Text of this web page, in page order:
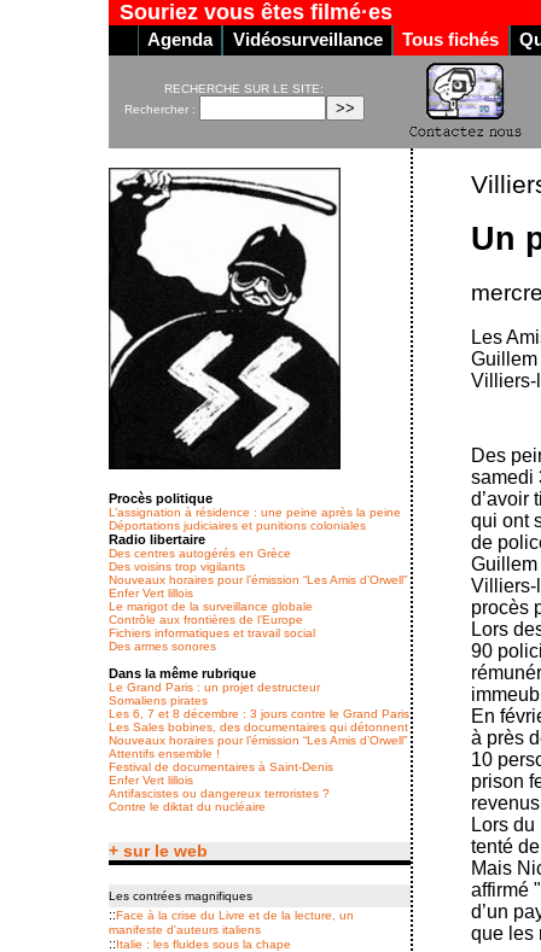
Souriez vous êtes filmé·es
Agenda Vidéosurveillance Tous fichés
RECHERCHE SUR LE SITE:
Rechercher :
Un
Les
Villiers-
Des
samedi
d’avoir
qui ont
de
Villiers-
procès
Lors
90
En
à près
10
prison
Lors
tenté
Mais
affirmé
d’un
que les
Procès politique
L’assignation à résidence : une peine après la peine
Déportations judiciaires et punitions coloniales
Radio libertaire
Des centres autogérés en Grèce
Des voisins trop vigilants
Nouveaux horaires pour l’émission “Les Amis d’Orwell”
Enfer Vert lillois
Le marigot de la surveillance globale
Contrôle aux frontières de l’Europe
Fichiers informatiques et travail social
Des armes sonores
Dans la même rubrique
Le Grand Paris : un projet destructeur
Somaliens pirates
Les 6, 7 et 8 décembre : 3 jours contre le Grand Paris
Les Sales bobines, des documentaires qui détonnent
Nouveaux horaires pour l’émission “Les Amis d’Orwell”
Attentifs ensemble !
Festival de documentaires à Saint-Denis
Enfer Vert lillois
Antifascistes ou dangereux terroristes ?
Contre le diktat du nucléaire
+ sur le web
Les contrées magnifiques
::Face à la crise du Livre et de la lecture, un
manifeste d'auteurs italiens
::Italie : les fluides sous la chape